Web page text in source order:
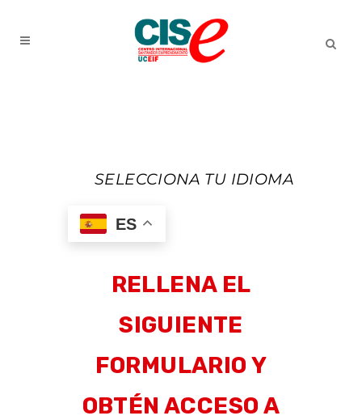
SELECCIONA TU IDIOMA
ES
RELLENA EL
SIGUIENTE
FORMULARIO Y
OBTÉN ACCESO A